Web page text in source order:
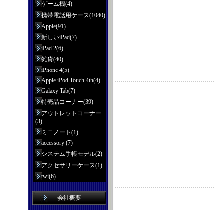
ゲーム機(4)
携帯電話用ケース(1040)
Apple(91)
新しいiPad(7)
iPad 2(6)
雑貨(40)
iPhone 4(5)
Apple iPod Touch 4th(4)
Galaxy Tab(7)
特売品コーナー(39)
アウトレットコーナー
(3)
ミニノート(1)
accessory (7)
システム手帳モデル(2)
アクセサリーケース(1)
twi(6)
会社概要